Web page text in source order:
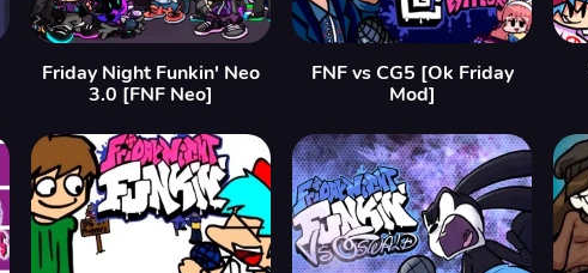
Friday Night Funkin' Neo
3.0 [FNF Neo]
FNF vs CG5 [Ok Friday
Mod]